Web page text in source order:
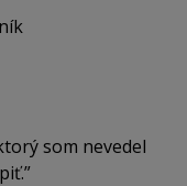
som nevedel